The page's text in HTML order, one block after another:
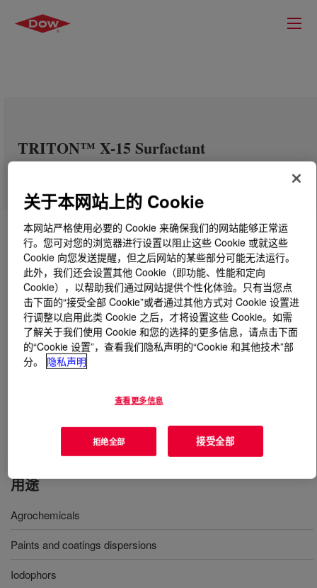
TRITON™ X-15 Surfactant
什么是TRITON™ X-15 Surfactant?
solubilizer, or chemical intermediate; offering excellent
用途
Agrochemicals
Paints and coatings dispersions
Iodophors
关于本网站上的 Cookie
本网站严格使用必要的 Cookie 来确保我们的网站能够正常运
行。您可对您的浏览器进行设置以阻止这些 Cookie 或就这些
Cookie 向您发送提醒，但之后网站的某些部分可能无法运行。
此外，我们还会设置其他 Cookie（即功能、性能和定向
Cookie），以帮助我们通过网站提供个性化体验。只有当您点
击下面的“接受全部 Cookie”或者通过其他方式对 Cookie 设置进
行调整以启用此类 Cookie 之后，才将设置这些 Cookie。如需
了解关于我们使用 Cookie 和您的选择的更多信息，请点击下面
的“Cookie 设置”，查看我们隐私声明的“Cookie 和其他技术”部
分。
隐私声明
查看更多信息
拒绝全部 接受全部